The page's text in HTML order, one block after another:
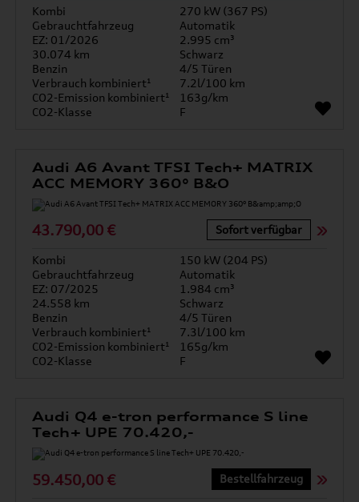
Kombi
270 kW (367 PS)
Gebrauchtfahrzeug
Automatik
EZ: 01/2026
2.995 cm³
30.074 km
Schwarz
Benzin
4/5 Türen
Verbrauch kombiniert¹
7.2l/100 km
CO2-Emission kombiniert¹
163g/km
CO2-Klasse
F
Audi A6 Avant TFSI Tech+ MATRIX
ACC MEMORY 360° B&O
43.790,00 € Sofort verfügbar
Kombi
150 kW (204 PS)
Gebrauchtfahrzeug
Automatik
EZ: 07/2025
1.984 cm³
24.558 km
Schwarz
Benzin
4/5 Türen
Verbrauch kombiniert¹
7.3l/100 km
CO2-Emission kombiniert¹
165g/km
CO2-Klasse
F
Audi Q4 e-tron performance S line
Tech+ UPE 70.420,-
59.450,00 € Bestellfahrzeug